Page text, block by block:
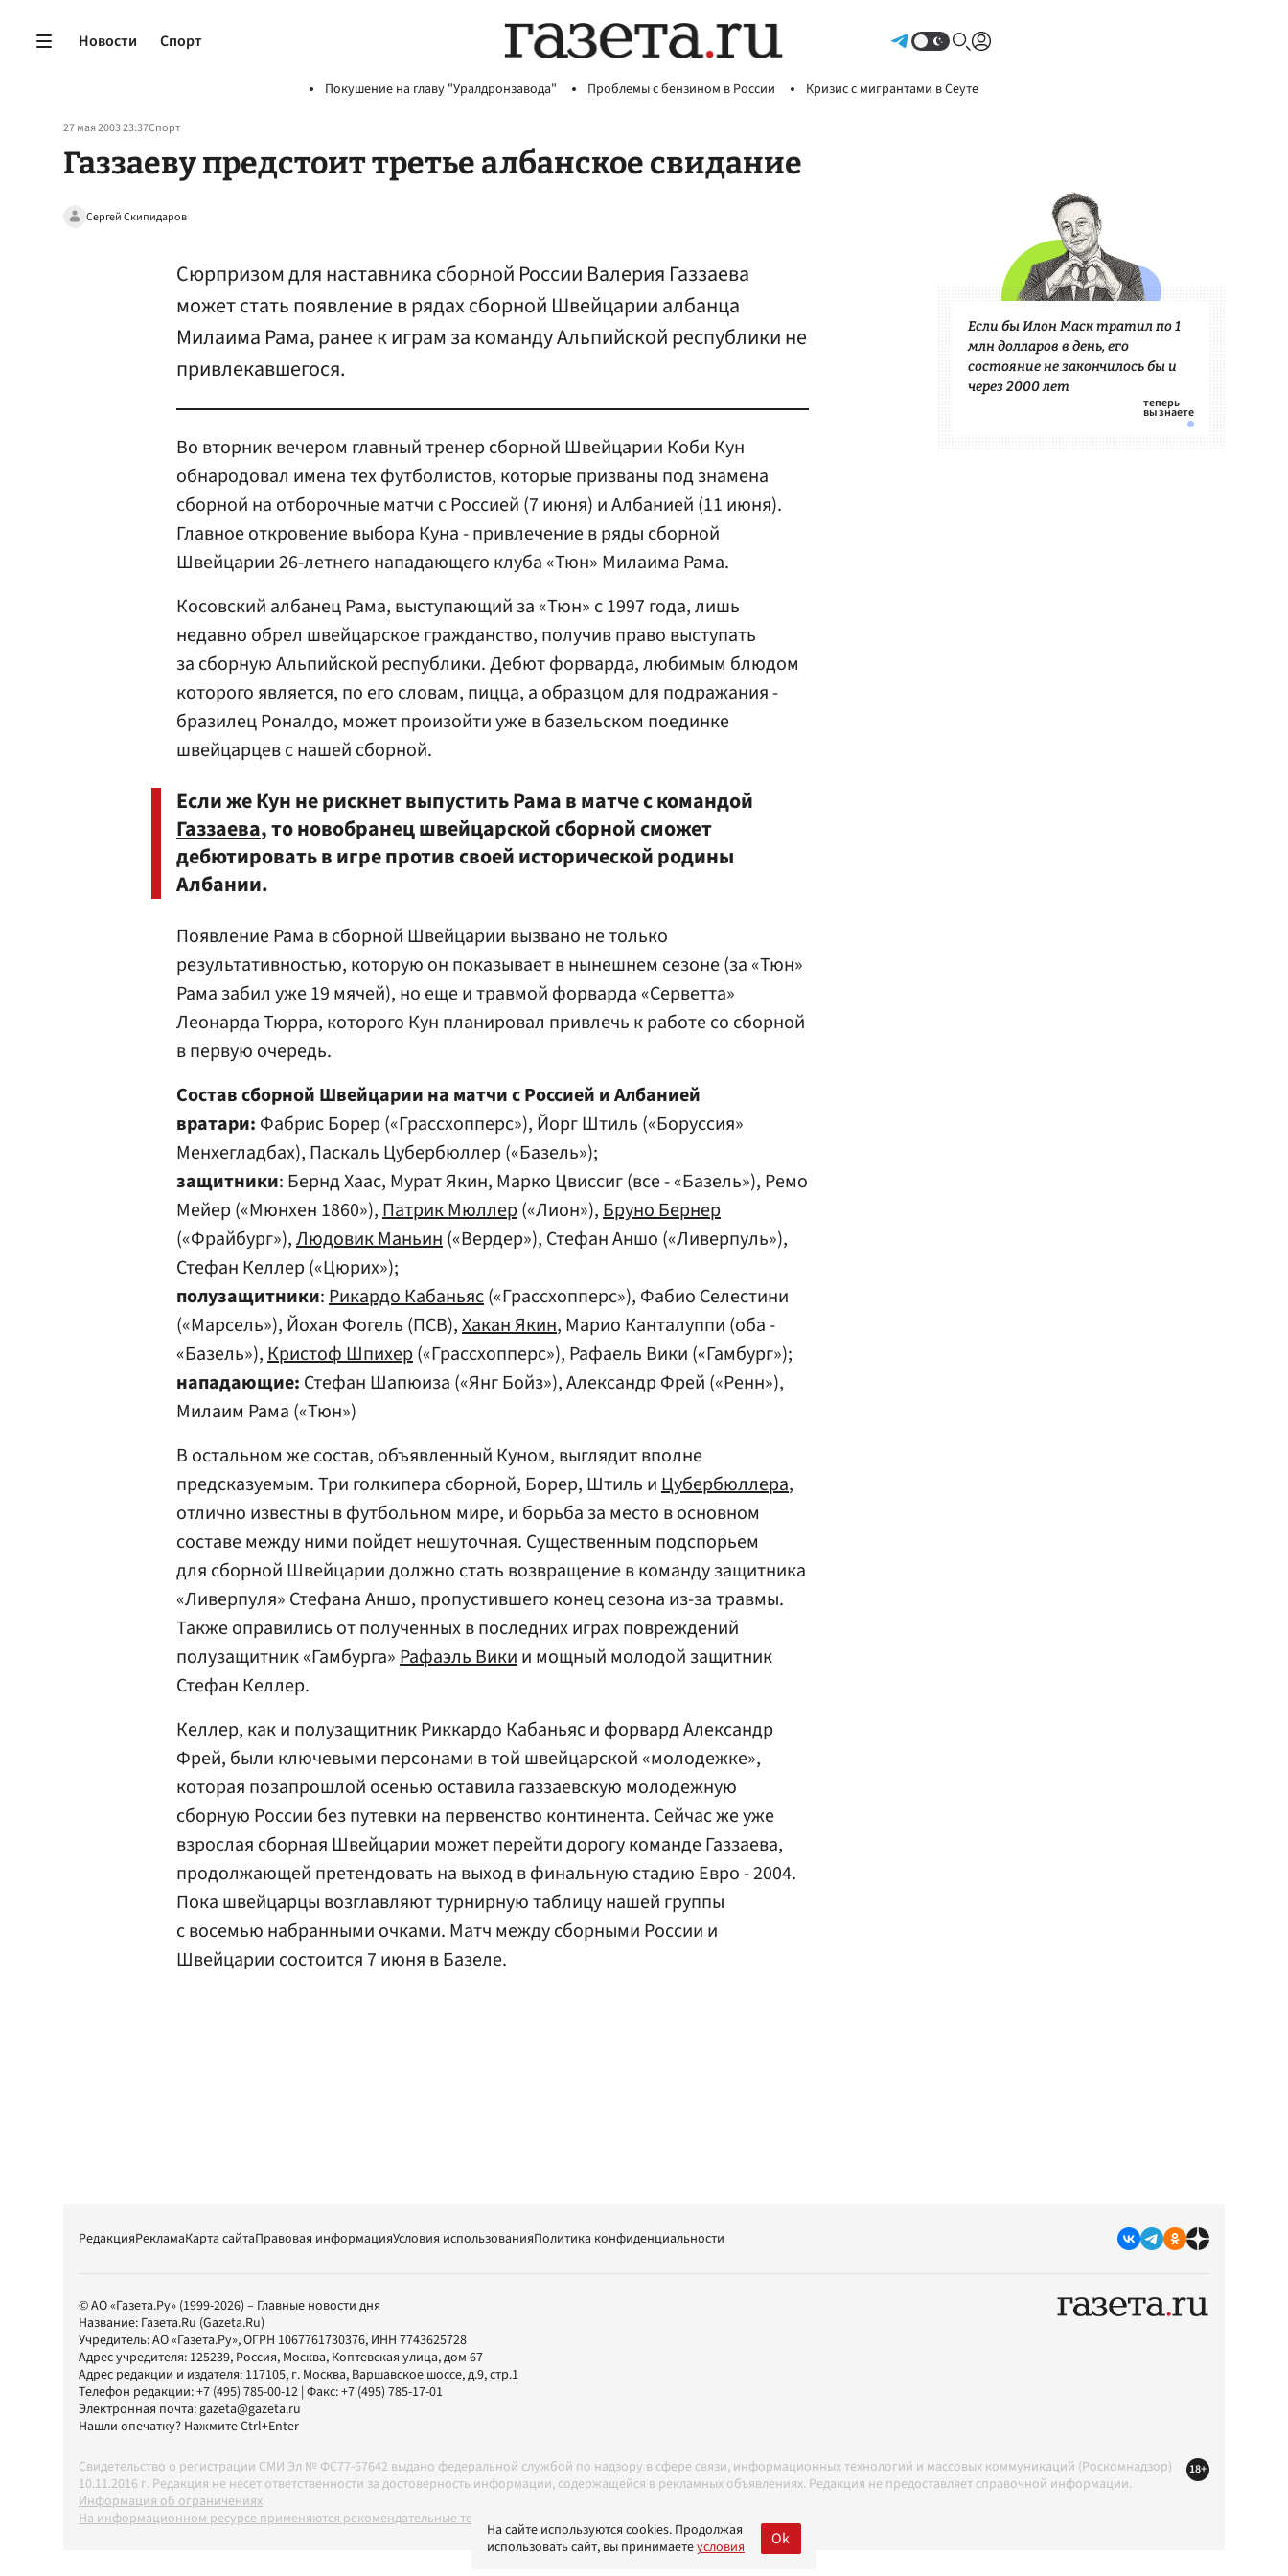
Новости Спорт
Покушение на главу "Уралдронзавода" Проблемы с бензином в России Кризис с мигрантами в Сеуте
27 мая 2003 23:37Спорт
Газзаеву предстоит третье албанское свидание
Сергей Скипидаров
Сюрпризом для наставника сборной России Валерия Газзаева
может стать появление в рядах сборной Швейцарии албанца
Милаима Рама, ранее к играм за команду Альпийской республики не
привлекавшегося.
Во вторник вечером главный тренер сборной Швейцарии Коби Кун
обнародовал имена тех футболистов, которые призваны под знамена
сборной на отборочные матчи с Россией (7 июня) и Албанией (11 июня).
Главное откровение выбора Куна - привлечение в ряды сборной
Швейцарии 26-летнего нападающего клуба «Тюн» Милаима Рама.
Косовский албанец Рама, выступающий за «Тюн» с 1997 года, лишь
недавно обрел швейцарское гражданство, получив право выступать
за сборную Альпийской республики. Дебют форварда, любимым блюдом
которого является, по его словам, пицца, а образцом для подражания -
бразилец Роналдо, может произойти уже в базельском поединке
швейцарцев с нашей сборной.
Если же Кун не рискнет выпустить Рама в матче с командой
Газзаева, то новобранец швейцарской сборной сможет
дебютировать в игре против своей исторической родины
Албании.
Появление Рама в сборной Швейцарии вызвано не только
результативностью, которую он показывает в нынешнем сезоне (за «Тюн»
Рама забил уже 19 мячей), но еще и травмой форварда «Серветта»
Леонарда Тюрра, которого Кун планировал привлечь к работе со сборной
в первую очередь.
Состав сборной Швейцарии на матчи с Россией и Албанией
вратари: Фабрис Борер («Грассхопперс»), Йорг Штиль («Боруссия»
Менхегладбах), Паскаль Цубербюллер («Базель»);
защитники: Бернд Хаас, Мурат Якин, Марко Цвиссиг (все - «Базель»), Ремо
Мейер («Мюнхен 1860»),Патрик Мюллер(«Лион»),Бруно Бернер
(«Фрайбург»),Людовик Маньин(«Вердер»), Стефан Аншо («Ливерпуль»),
Стефан Келлер («Цюрих»);
полузащитники:Рикардо Кабаньяс(«Грассхопперс»), Фабио Селестини
(«Марсель»), Йохан Фогель (ПСВ),Хакан Якин, Марио Канталуппи (оба -
«Базель»),Кристоф Шпихер(«Грассхопперс»), Рафаель Вики («Гамбург»);
нападающие: Стефан Шапюиза («Янг Бойз»), Александр Фрей («Ренн»),
Милаим Рама («Тюн»)
В остальном же состав, объявленный Куном, выглядит вполне
предсказуемым. Три голкипера сборной, Борер, Штиль иЦубербюллера,
отлично известны в футбольном мире, и борьба за место в основном
составе между ними пойдет нешуточная. Существенным подспорьем
для сборной Швейцарии должно стать возвращение в команду защитника
«Ливерпуля» Стефана Аншо, пропустившего конец сезона из-за травмы.
Также оправились от полученных в последних играх повреждений
полузащитник «Гамбурга»Рафаэль Викии мощный молодой защитник
Стефан Келлер.
Келлер, как и полузащитник Риккардо Кабаньяс и форвард Александр
Фрей, были ключевыми персонами в той швейцарской «молодежке»,
которая позапрошлой осенью оставила газзаевскую молодежную
сборную России без путевки на первенство континента. Сейчас же уже
взрослая сборная Швейцарии может перейти дорогу команде Газзаева,
продолжающей претендовать на выход в финальную стадию Евро - 2004.
Пока швейцарцы возглавляют турнирную таблицу нашей группы
с восемью набранными очками. Матч между сборными России и
Швейцарии состоится 7 июня в Базеле.
Если бы Илон Маск тратил по 1
млн долларов в день, его
состояние не закончилось бы и
через 2000 лет
РедакцияРекламаКарта сайтаПравовая информацияУсловия использованияПолитика конфиденциальности
© АО «Газета.Ру» (1999-2026) – Главные новости дня
Название: Газета.Ru (Gazeta.Ru)
Учредитель:АО «Газета.Ру», ОГРН 1067761730376, ИНН 7743625728
Адрес учредителя: 125239, Россия, Москва, Коптевская улица, дом 67
Адрес редакции и издателя: 117105, г. Москва, Варшавское шоссе, д.9, стр.1
Телефон редакции:+7 (495) 785-00-12 | Факс:+7 (495) 785-17-01
Электронная почта:gazeta@gazeta.ru
Нашли опечатку? Нажмите Ctrl+Enter
Свидетельство о регистрации СМИ Эл № ФС77-67642 выдано федеральной службой по надзору в сфере связи, информационных технологий и массовых коммуникаций (Роскомнадзор)
10.11.2016 г. Редакция не несет ответственности за достоверность информации, содержащейся в рекламных объявлениях. Редакция не предоставляет справочной информации.
Информация об ограничениях
На информационном ресурсе применяются рекомендательные технологии в соответствии с Правилами
18+
На сайте используются cookies. Продолжая
использовать сайт, вы принимаетеусловия Ok